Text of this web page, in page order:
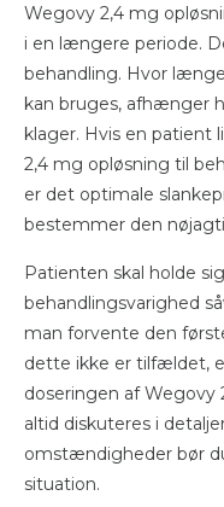
Wegovy 2,4 mg
i en længere periode.
behandling. Hvor
kan bruges, afhænger
klager. Hvis en patient
2,4 mg opløsning til
er det optimale
bestemmer den
Patienten skal holde
behandlingsvarighed
man forvente den
dette ikke er tilfældet,
doseringen af Wegovy
altid diskuteres i
omstændigheder bør
situation.